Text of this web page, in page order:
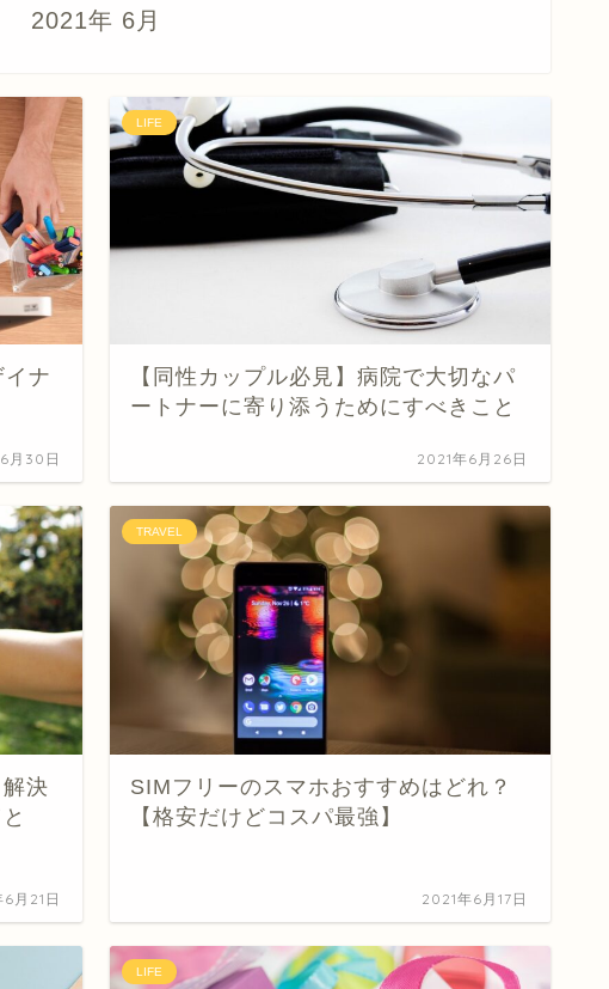
2021年 6月
ナ
月30日
LIFE
【同性カップル必見】病院で大切なパ
ートナーに寄り添うためにすべきこと
2021年6月26日
決
月21日
TRAVEL
SIMフリーのスマホおすすめはどれ？
【格安だけどコスパ最強】
2021年6月17日
LIFE